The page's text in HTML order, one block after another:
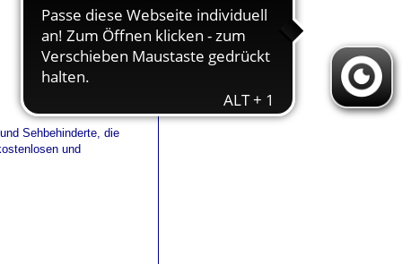
Sehbehinderte, die
und